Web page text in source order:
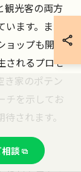
観光客の両方
います。ま
ョップも開催
されるプロセ
き家のポテン
チを示してお
されます。
談